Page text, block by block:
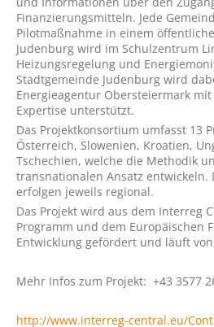
Finanzierungsmitteln. Jede
Pilotmaßnahme in einem
Judenburg wird im Schulzentrum
Heizungsregelung und
Stadtgemeinde Judenburg wird
Energieagentur Obersteiermark
Expertise unterstützt.
Das Projektkonsortium umfasst 13
Österreich, Slowenien, Kroatien,
Tschechien, welche die Methodik
transnationalen Ansatz entwickeln.
erfolgen jeweils regional.
Das Projekt wird aus dem Interreg
Programm und dem Europäischen
Entwicklung gefördert und läuft von
Mehr Infos zum Projekt: +43 3577
http://www.interreg-central.eu/